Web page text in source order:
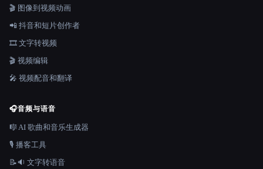
🎬 图像到视频动画
📲 抖音和短片创作者
🎞️ 文字转视频
🎬 视频编辑
🎤 视频配音和翻译
🎧音频与语音
🎼 AI 歌曲和音乐生成器
🎙️ 播客工具
📝🔉 文字转语音